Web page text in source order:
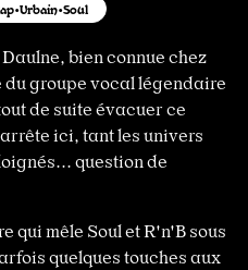
e-mail
l’url
bien connue chez
du groupe vocal légendaire
de suite évacuer ce
ici, tant les univers
question de
qui mêle Soul et R'n'B sous
quelques touches aux